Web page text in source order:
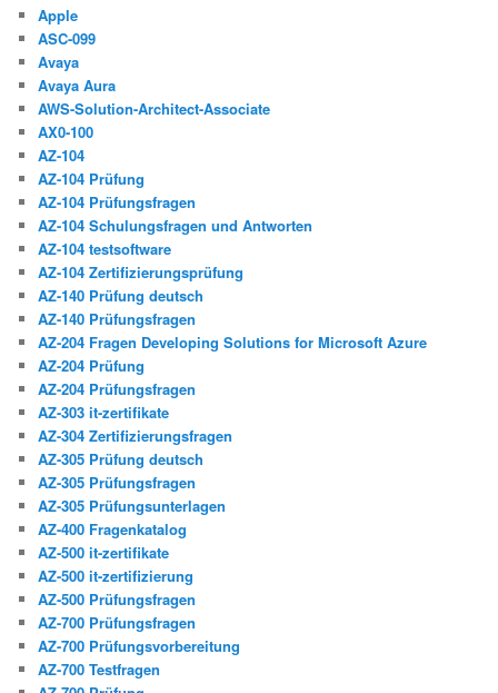
Apple
ASC-099
Avaya
Avaya Aura
AWS-Solution-Architect-Associate
AX0-100
AZ-104
AZ-104 Prüfung
AZ-104 Prüfungsfragen
AZ-104 Schulungsfragen und Antworten
AZ-104 testsoftware
AZ-104 Zertifizierungsprüfung
AZ-140 Prüfung deutsch
AZ-140 Prüfungsfragen
AZ-204 Fragen Developing Solutions for Microsoft Azure
AZ-204 Prüfung
AZ-204 Prüfungsfragen
AZ-303 it-zertifikate
AZ-304 Zertifizierungsfragen
AZ-305 Prüfung deutsch
AZ-305 Prüfungsfragen
AZ-305 Prüfungsunterlagen
AZ-400 Fragenkatalog
AZ-500 it-zertifikate
AZ-500 it-zertifizierung
AZ-500 Prüfungsfragen
AZ-700 Prüfungsfragen
AZ-700 Prüfungsvorbereitung
AZ-700 Testfragen